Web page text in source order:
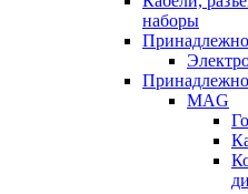
наборы
MAG